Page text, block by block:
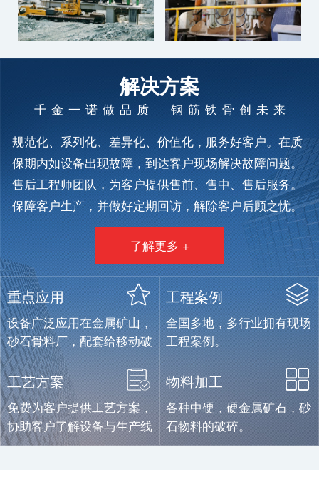
解决方案
千金一诺做品质 钢筋铁骨创未来
规范化、系列化、差异化、价值化，服务好客户。在质
保期内如设备出现故障，到达客户现场解决故障问题。
售后工程师团队，为客户提供售前、售中、售后服务。
保障客户生产，并做好定期回访，解除客户后顾之忧。
了解更多 +
重点应用
设备广泛应用在金属矿山，
砂石骨料厂，配套给移动破
碎设备制造企业。
工程案例
全国多地，多行业拥有现场
工程案例。
工艺方案
免费为客户提供工艺方案，
协助客户了解设备与生产线
信息。
物料加工
各种中硬，硬金属矿石，砂
石物料的破碎。